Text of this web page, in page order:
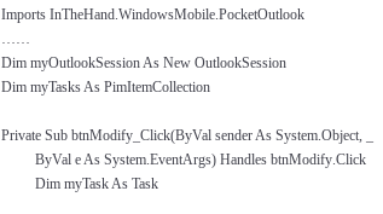
Imports InTheHand.WindowsMobile.PocketOutlook
Dim myOutlookSession As New OutlookSession
Dim myTasks As PimItemCollection
Private Sub btnModify _Click(ByVal sender As System.Object, _
ByVal e As System.EventArgs) Handles btnModify .Click
Dim myTask As Task